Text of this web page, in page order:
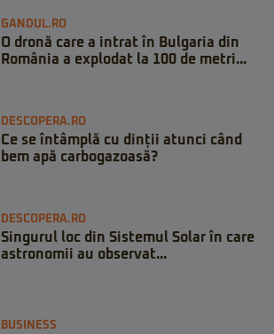
GANDUL.RO
O dronă care a intrat în Bulgaria din
România a explodat la 100 de metri...
DESCOPERA.RO
Ce se întâmplă cu dinții atunci când
bem apă carbogazoasă?
DESCOPERA.RO
Singurul loc din Sistemul Solar în care
astronomii au observat...
BUSINESS